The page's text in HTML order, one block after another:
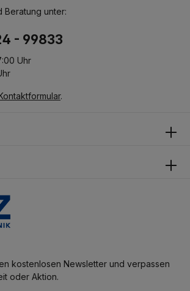
kostenlosen Newsletter und verpassen
oder Aktion.
Beratung unter:
- 99833
Uhr
.